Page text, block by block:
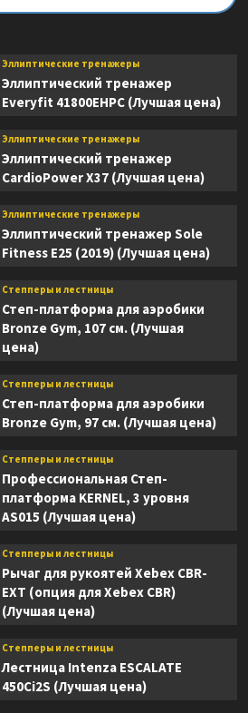
Эллиптические тренажеры
Эллиптический тренажер
Everyfit 41800EHPC (Лучшая цена)
Эллиптические тренажеры
Эллиптический тренажер
CardioPower X37 (Лучшая цена)
Эллиптические тренажеры
Эллиптический тренажер Sole
Fitness E25 (2019) (Лучшая цена)
Степперы и лестницы
Степ-платформа для аэробики
Bronze Gym, 107 см. (Лучшая
цена)
Степперы и лестницы
Степ-платформа для аэробики
Bronze Gym, 97 см. (Лучшая цена)
Степперы и лестницы
Профессиональная Степ-
платформа KERNEL, 3 уровня
AS015 (Лучшая цена)
Степперы и лестницы
Рычаг для рукоятей Xebex CBR-
EXT (опция для Xebex CBR)
(Лучшая цена)
Степперы и лестницы
Лестница Intenza ESCALATE
450Ci2S (Лучшая цена)